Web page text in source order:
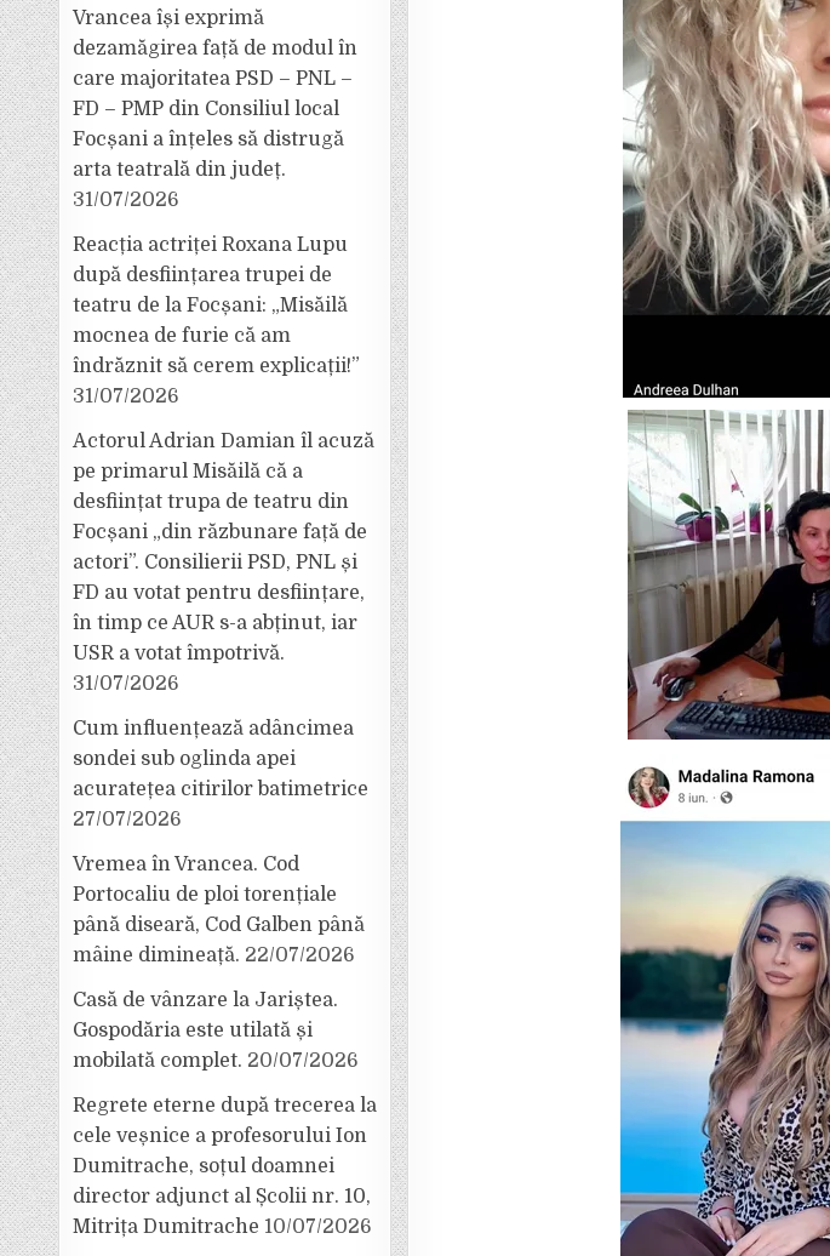
Vrancea își exprimă
dezamăgirea față de modul în
care majoritatea PSD – PNL –
FD – PMP din Consiliul local
Focșani a înțeles să distrugă
arta teatrală din județ.
31/07/2026
Reacția actriței Roxana Lupu
după desființarea trupei de
teatru de la Focșani: „Misăilă
mocnea de furie că am
îndrăznit să cerem explicații!”
31/07/2026
Actorul Adrian Damian îl acuză
pe primarul Misăilă că a
desființat trupa de teatru din
Focșani „din răzbunare față de
actori”. Consilierii PSD, PNL și
FD au votat pentru desființare,
în timp ce AUR s-a abținut, iar
USR a votat împotrivă.
31/07/2026
Cum influențează adâncimea
sondei sub oglinda apei
acuratețea citirilor batimetrice
27/07/2026
Vremea în Vrancea. Cod
Portocaliu de ploi torențiale
până diseară, Cod Galben până
mâine dimineață. 22/07/2026
Casă de vânzare la Jariștea.
Gospodăria este utilată și
mobilată complet. 20/07/2026
Regrete eterne după trecerea la
cele veșnice a profesorului Ion
Dumitrache, soțul doamnei
director adjunct al Școlii nr. 10,
Mitrița Dumitrache 10/07/2026